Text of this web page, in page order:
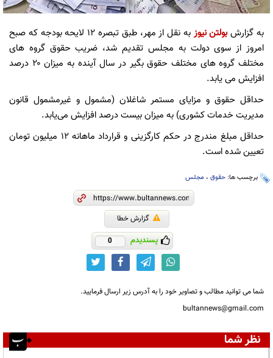
به گزارشبولتن نیوز
به نقل از مهر، طبق تبصره ۱۲ لایحه بودجه که صبح
امروز از سوی دولت به مجلس تقدیم شد، ضریب حقوق گروه های
مختلف گروه های مختلف حقوق بگیر در سال آینده به میزان ۲۰ درصد
افزایش می یابد.
حداقل حقوق و مزایای مستمر شاغلان (مشمول و غیرمشمول قانون
مدیریت خدمات کشوری) به میزان بیست درصد افزایش می‌یابد.
حداقل مبلغ مندرج در حکم کارگزینی و قرارداد ماهانه ۱۲ میلیون تومان
تعیین شده است.
برچسب ها: حقوق ، مجلس
گزارش خطا
پسندیدم 0
شما می توانید مطالب و تصاویر خود را به آدرس زیر ارسال فرمایید.
bultannews@gmail.com
نظر شما